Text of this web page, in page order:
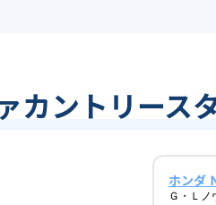
カントリース
ホンダ
Ｇ・Ｌノ